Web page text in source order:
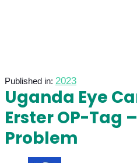
Published in: 2023
Uganda Eye
Erster OP-Tag
Problem